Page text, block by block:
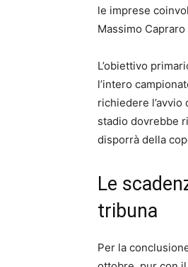
le imprese
Massimo
L’obiettivo
l’intero
richiedere
stadio dovrebbe
disporrà della
Le
tribuna
Per la